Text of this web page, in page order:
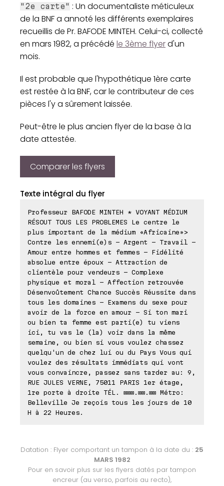
"2e carte" : Un documentaliste méticuleux
de la BNF a annoté les différents exemplaires
recueillis de Pr. BAFODE MINTEH. Celui-ci, collecté
en mars 1982, a précédé le 3ème flyerd'un
mois.
Il est probable que l'hypothétique 1ère carte
est restée à la BNF, car le contributeur de ces
pièces l'y a sûrement laissée.
Peut-être le plus ancien flyer de la base à la
date attestée.
Comparer les flyers
Texte intégral du flyer
Professeur BAFODE MINTEH * VOYANT MÉDIUM
RÉSOUT TOUS LES PROBLEMES Le centre le
plus important de la médium «Africaine»>
Contre les ennemi(e)s - Argent - Travail -
Amour entre hommes et femmes - Fidélité
absolue entre époux - Attraction de
clientèle pour vendeurs - Complexe
physique et moral - Affection retrouvée
Désenvoûtement Chance Succès Réussite dans
tous les domaines - Examens du sexe pour
avoir de la force en amour - Si ton mari
ou bien ta femme est parti(e) tu viens
ici, tu vas le (la) voir dans la même
semaine, ou bien si vous voulez chassez
quelqu'un de chez lui ou du Pays Vous qui
voulez des résultats immédiats qui vont
vous convaincre, passez sans tarder au: 9,
RUE JULES VERNE, 75011 PARIS 1er étage,
1re porte à droite TÉL. ⊠⊠⊠.⊠⊠.⊠⊠ Métro:
Belleville Je reçois tous les jours de 10
H à 22 Heures.
Datation : Flyer comportant un tampon à la date du : 25
MARS 1982
Pour en savoir plus sur les flyers datés par tampon
encreur (au verso, parfois au recto),